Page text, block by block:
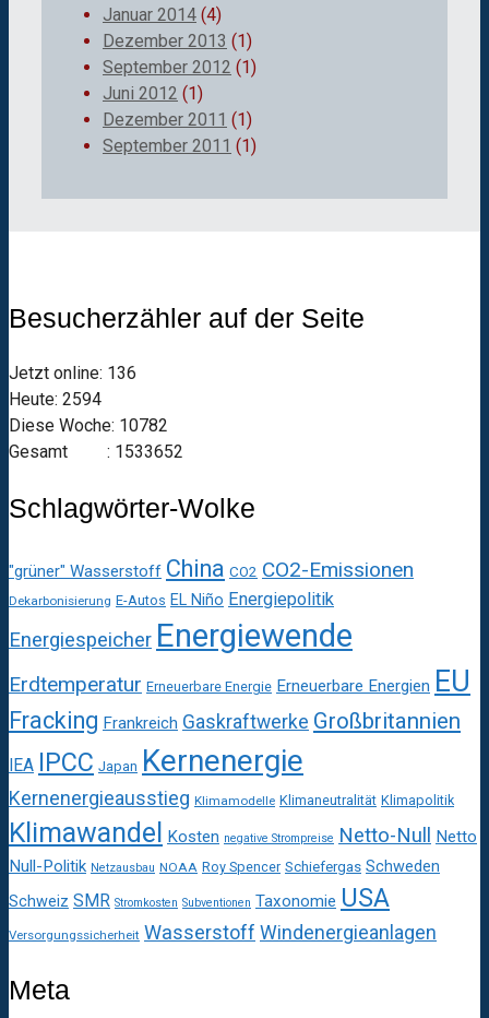
Januar 2014 (4)
Dezember 2013 (1)
September 2012 (1)
Juni 2012 (1)
Dezember 2011 (1)
September 2011 (1)
Besucherzähler auf der Seite
Jetzt online: 136
Heute: 2594
Diese Woche: 10782
Gesamt : 1533652
Schlagwörter-Wolke
"grüner" Wasserstoff China CO2 CO2-Emissionen
Dekarbonisierung E-Autos EL Niño Energiepolitik
Energiespeicher Energiewende
Erdtemperatur Erneuerbare Energie Erneuerbare Energien EU
Fracking Frankreich Gaskraftwerke Großbritannien
IEA IPCC Japan Kernenergie
Kernenergieausstieg Klimamodelle Klimaneutralität Klimapolitik
Klimawandel Kosten negative Strompreise Netto-Null
Netto
Null-Politik Netzausbau NOAA Roy Spencer Schiefergas Schweden
Schweiz SMR Stromkosten Subventionen Taxonomie USA
Versorgungssicherheit Wasserstoff Windenergieanlagen
Meta